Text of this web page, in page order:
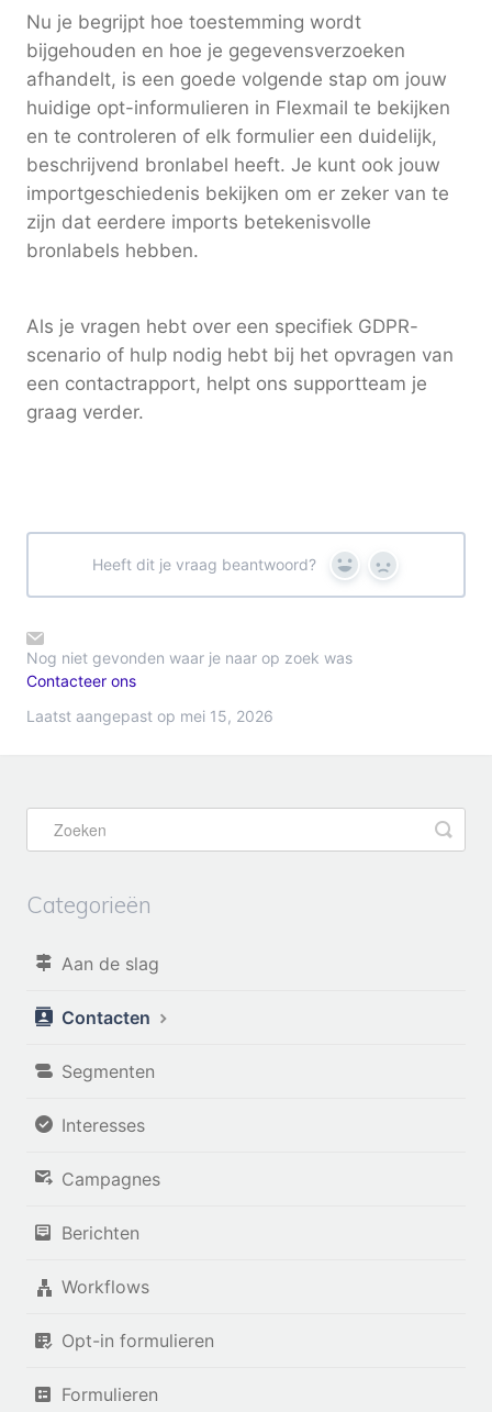
Nu je begrijpt hoe toestemming wordt
bijgehouden en hoe je gegevensverzoeken
afhandelt, is een goede volgende stap om jouw
huidige opt-informulieren in Flexmail te bekijken
en te controleren of elk formulier een duidelijk,
beschrijvend bronlabel heeft. Je kunt ook jouw
importgeschiedenis bekijken om er zeker van te
zijn dat eerdere imports betekenisvolle
bronlabels hebben.
Als je vragen hebt over een specifiek GDPR-
scenario of hulp nodig hebt bij het opvragen van
een contactrapport, helpt ons supportteam je
graag verder.
Heeft dit je vraag beantwoord? Yes No
Nog niet gevonden waar je naar op zoek was
Contacteer ons
Laatst aangepast op mei 15, 2026
Categorieën
Aan de slag
Contacten
Segmenten
Interesses
Campagnes
Berichten
Workflows
Opt-in formulieren
Formulieren